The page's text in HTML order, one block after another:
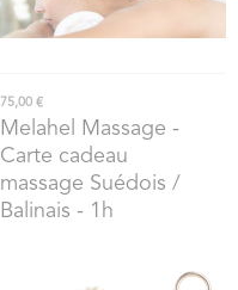
75,00 €
Melahel Massage -
Carte cadeau
massage Suédois /
Balinais - 1h